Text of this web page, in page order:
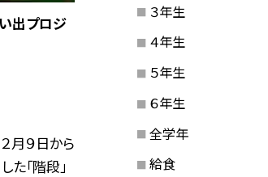
い出プロジ
月９日から
た「階段」
３年生
４年生
５年生
６年生
全学年
給食